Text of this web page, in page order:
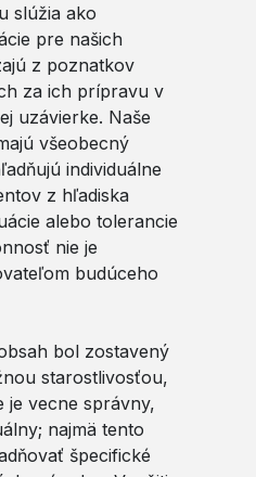
slúžia ako
pre našich
z poznatkov
za ich prípravu v
uzávierke. Naše
všeobecný
individuálne
z hľadiska
alebo tolerancie
nie je
budúceho
bol zostavený
starostlivosťou,
je vecne správny,
najmä tento
špecifické